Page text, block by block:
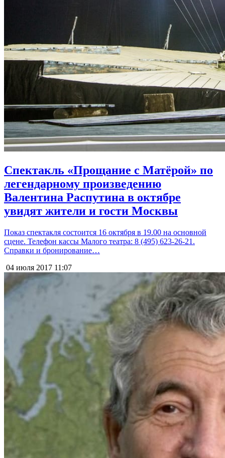
Спектакль «Прощание с Матёрой» по
легендарному произведению
Валентина Распутина в октябре
увидят жители и гости Москвы
Показ спектакля состоится 16 октября в 19.00 на основной
сцене. Телефон кассы Малого театра: 8 (495) 623-26-21.
Справки и бронирование…
04 июля 2017 11:07